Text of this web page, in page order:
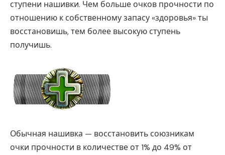
ступени нашивки. Чем больше очков прочности по
отношению к собственному запасу «здоровья» ты
восстановишь, тем более высокую ступень
получишь.
Обычная нашивка — восстановить союзникам
очки прочности в количестве от 1% до 49% от